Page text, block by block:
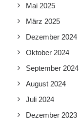
Mai 2025
März 2025
Dezember 2024
Oktober 2024
September 2024
August 2024
Juli 2024
Dezember 2023